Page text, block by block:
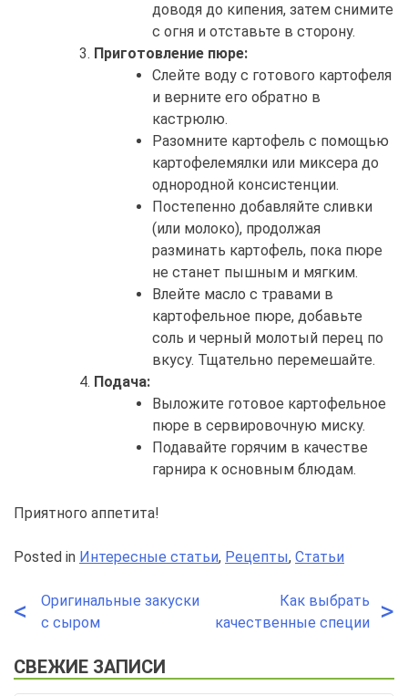
доводя до кипения, затем снимите
с огня и отставьте в сторону.
Приготовление пюре:
Слейте воду с готового картофеля
и верните его обратно в
кастрюлю.
Разомните картофель с помощью
картофелемялки или миксера до
однородной консистенции.
Постепенно добавляйте сливки
(или молоко), продолжая
разминать картофель, пока пюре
не станет пышным и мягким.
Влейте масло с травами в
картофельное пюре, добавьте
соль и черный молотый перец по
вкусу. Тщательно перемешайте.
Подача:
Выложите готовое картофельное
пюре в сервировочную миску.
Подавайте горячим в качестве
гарнира к основным блюдам.
Приятного аппетита!
Posted in Интересные статьи, Рецепты, Статьи
Навигация
записям
<
Оригинальные закуски
с сыром
Как выбрать
качественные специи
>
СВЕЖИЕ ЗАПИСИ